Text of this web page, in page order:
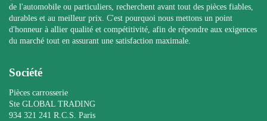
de l'automobile ou particuliers, recherchent avant tout des pièces fiables,
durables et au meilleur prix. C'est pourquoi nous mettons un point
d'honneur à allier qualité et compétitivité, afin de répondre aux exigences
du marché tout en assurant une satisfaction maximale.
Société
Pièces carrosserie
Ste GLOBAL TRADING
934 321 241 R.C.S. Paris